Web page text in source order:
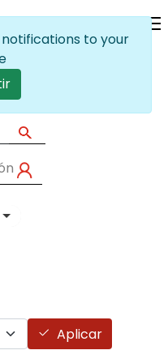
account
Lista adicional de
Aplicar
to your